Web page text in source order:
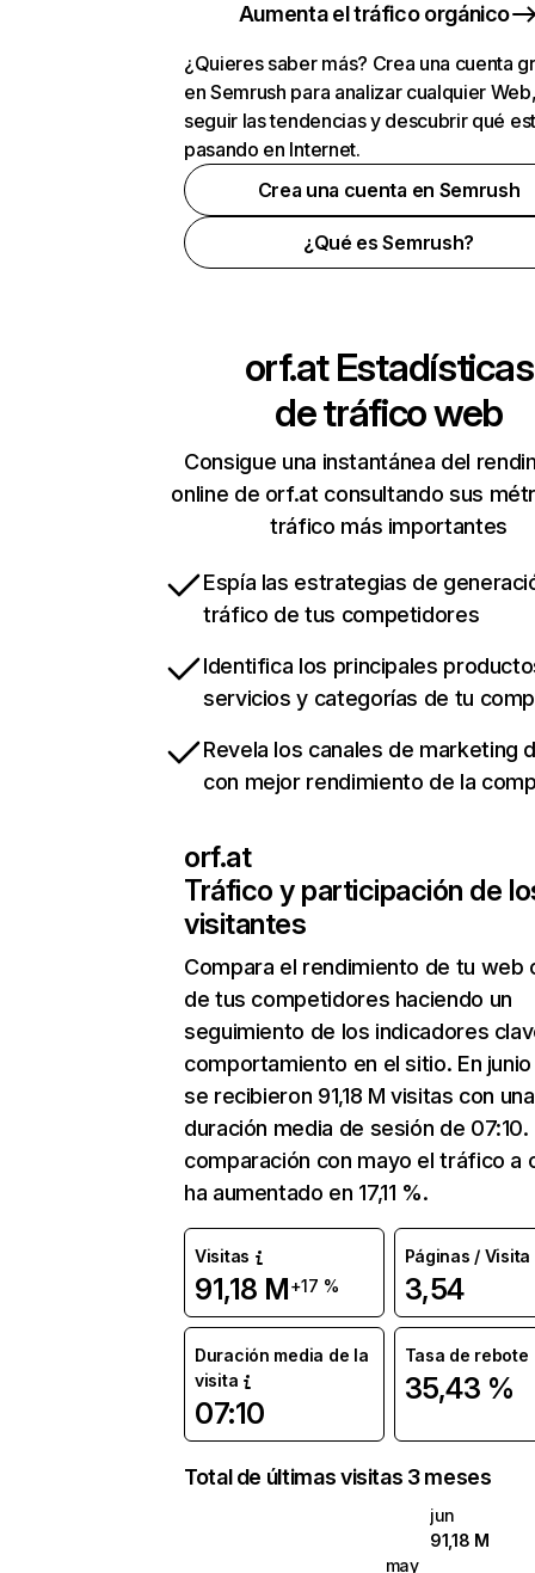
Aumenta el tráfico orgánico
¿Quieres saber más? Crea una cuenta
en Semrush para analizar cualquier
seguir las tendencias y descubrir qué
pasando en Internet.
Crea una cuenta en Semrush
¿Qué es Semrush?
orf.atEstadísticas
de tráfico web
Consigue una instantánea del
online de orf.at consultando sus
tráfico más importantes
Espía las estrategias de
tráfico de tus competidores
Identifica los principales
servicios y categorías de tu
Revela los canales de marketing
con mejor rendimiento de la
orf.at
Tráfico y participación de
visitantes
Compara el rendimiento de tu web
de tus competidores haciendo un
seguimiento de los indicadores
comportamiento en el sitio. En
se recibieron 91,18 M visitas con una
duración media de sesión de 07:10.
comparación con mayo el tráfico a
ha aumentado en 17,11 %.
Visitas
91,18 M+17 %
Páginas / Visita
3,54
Duración media de la
visita
07:10
Tasa de rebote
35,43 %
Total de últimas visitas 3 meses
jun
91,18 M
may